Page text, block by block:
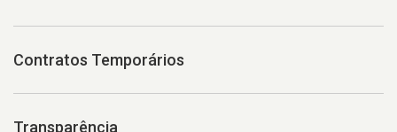
Contratos Temporários
Transparência